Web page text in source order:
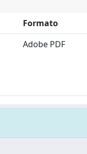
Formato
Adobe PDF